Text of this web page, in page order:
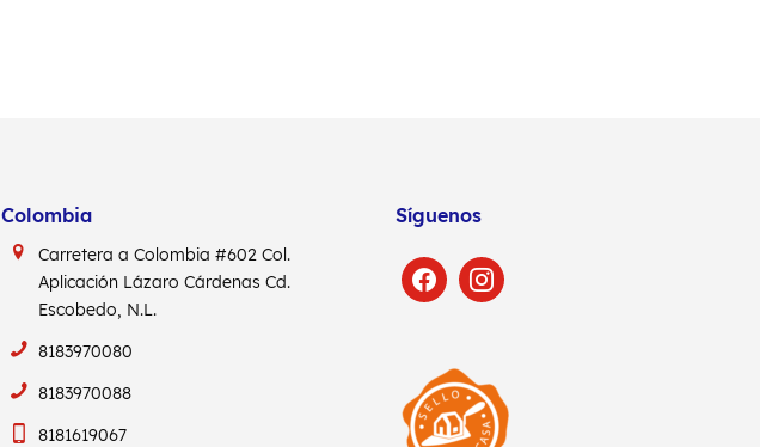
Colombia
Carretera a Colombia #602Col.
Aplicación Lázaro CárdenasCd.
Escobedo, N.L.
8183970080
8183970088
8181619067
Síguenos